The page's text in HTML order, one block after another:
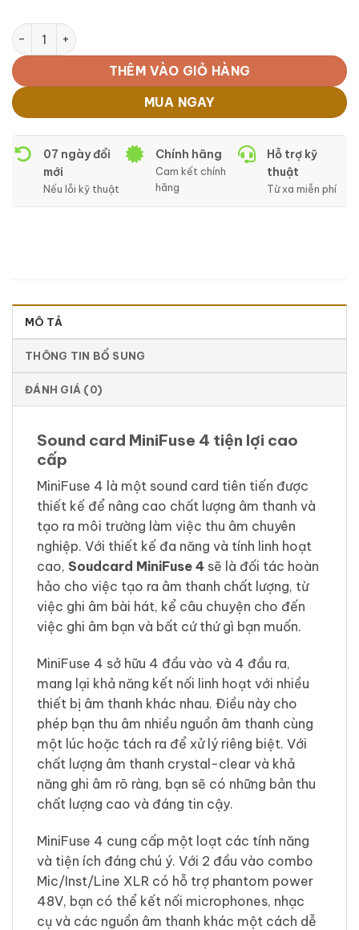
MiniFuse 4 số lượng
THÊM VÀO GIỎ HÀNG
MUA NGAY
07 ngày đổi
mới
Nếu lỗi kỹ thuật
Chính hãng
Cam kết chính
hãng
Hỗ trợ kỹ
thuật
Từ xa miễn phí
MÔ TẢ
THÔNG TIN BỔ SUNG
ĐÁNH GIÁ (0)
Sound card MiniFuse 4 tiện lợi cao
cấp
MiniFuse 4 là một sound card tiên tiến được
thiết kế để nâng cao chất lượng âm thanh và
tạo ra môi trường làm việc thu âm chuyên
nghiệp. Với thiết kế đa năng và tính linh hoạt
cao, Soudcard MiniFuse 4 sẽ là đối tác hoàn
hảo cho việc tạo ra âm thanh chất lượng, từ
việc ghi âm bài hát, kể câu chuyện cho đến
việc ghi âm bạn và bất cứ thứ gì bạn muốn.
MiniFuse 4 sở hữu 4 đầu vào và 4 đầu ra,
mang lại khả năng kết nối linh hoạt với nhiều
thiết bị âm thanh khác nhau. Điều này cho
phép bạn thu âm nhiều nguồn âm thanh cùng
một lúc hoặc tách ra để xử lý riêng biệt. Với
chất lượng âm thanh crystal-clear và khả
năng ghi âm rõ ràng, bạn sẽ có những bản thu
chất lượng cao và đáng tin cậy.
MiniFuse 4 cung cấp một loạt các tính năng
và tiện ích đáng chú ý. Với 2 đầu vào combo
Mic/Inst/Line XLR có hỗ trợ phantom power
48V, bạn có thể kết nối microphones, nhạc
cụ và các nguồn âm thanh khác một cách dễ